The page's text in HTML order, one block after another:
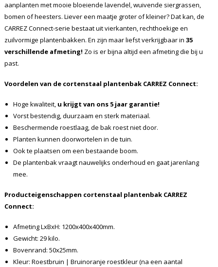
aanplanten met mooie bloeiende lavendel, wuivende siergrassen,
bomen of heesters. Liever een maatje groter of kleiner? Dat kan, de
CARREZ Connect-serie bestaat uit vierkanten, rechthoekige en
zuilvormige plantenbakken. En zijn maar liefst verkrijgbaar in 35
verschillende afmeting! Zo is er bijna altijd een afmeting die bij u
past.
Voordelen van de cortenstaal plantenbak CARREZ Connect:
Hoge kwaliteit, u krijgt van ons 5 jaar garantie!
Vorst bestendig, duurzaam en sterk materiaal.
Beschermende roestlaag, de bak roest niet door.
Planten kunnen doorwortelen in de tuin.
Ook te plaatsen om een bestaande boom.
De plantenbak vraagt nauwelijks onderhoud en gaat jarenlang
mee.
Producteigenschappen cortenstaal plantenbak CARREZ
Connect:
Afmeting LxBxH: 1200x400x400mm.
Gewicht: 29 kilo.
Bovenrand: 50x25mm.
Kleur: Roestbruin | Bruinoranje roestkleur (na een aantal